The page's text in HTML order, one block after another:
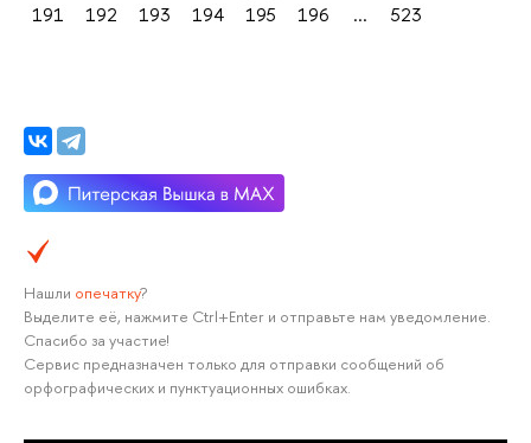
191
192 193 194 195 196 ... 523
Нашли опечатку?
Выделите её, нажмите Ctrl+Enter и отправьте нам уведомление.
Спасибо за участие!
Сервис предназначен только для отправки сообщений об
орфографических и пунктуационных ошибках.